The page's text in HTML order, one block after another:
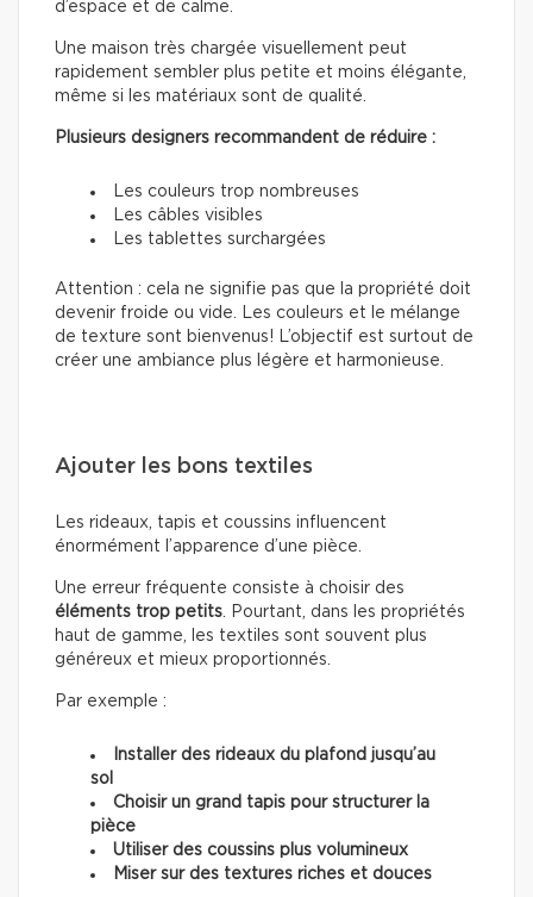
d’espace et de calme.
Une maison très chargée visuellement peut
rapidement sembler plus petite et moins élégante,
même si les matériaux sont de qualité.
Plusieurs designers recommandent de réduire :
Les couleurs trop nombreuses
Les câbles visibles
Les tablettes surchargées
Attention : cela ne signifie pas que la propriété doit
devenir froide ou vide. Les couleurs et le mélange
de texture sont bienvenus! L’objectif est surtout de
créer une ambiance plus légère et harmonieuse.
Ajouter les bons textiles
Les rideaux, tapis et coussins influencent
énormément l’apparence d’une pièce.
Une erreur fréquente consiste à choisir des
éléments trop petits. Pourtant, dans les propriétés
haut de gamme, les textiles sont souvent plus
généreux et mieux proportionnés.
Par exemple :
Installer des rideaux du plafond jusqu’au
sol
Choisir un grand tapis pour structurer la
pièce
Utiliser des coussins plus volumineux
Miser sur des textures riches et douces